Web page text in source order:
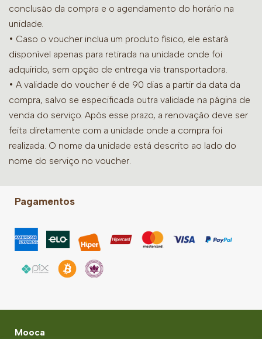
conclusão da compra e o agendamento do horário na
unidade.
• Caso o voucher inclua um produto físico, ele estará
disponível apenas para retirada na unidade onde foi
adquirido, sem opção de entrega via transportadora.
• A validade do voucher é de 90 dias a partir da data da
compra, salvo se especificada outra validade na página de
venda do serviço. Após esse prazo, a renovação deve ser
feita diretamente com a unidade onde a compra foi
realizada. O nome da unidade está descrito ao lado do
nome do serviço no voucher.
Pagamentos
Mooca